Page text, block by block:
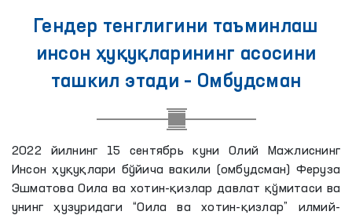
Гендер тенглигини таъминлаш
инсон ҳуқуқларининг асосини
ташкил этади – Омбудсман
2022 йилнинг 15 сентябрь куни Олий Мажлиснинг
Инсон ҳуқуқлари бўйича вакили (омбудсман) Феруза
Эшматова Оила ва хотин-қизлар давлат қўмитаси ва
унинг ҳузуридаги “Оила ва хотин-қизлар” илмий-